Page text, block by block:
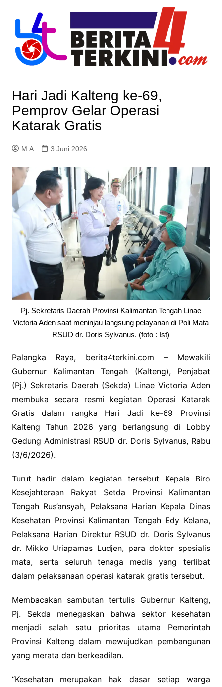
content
Hari Jadi Kalteng ke-69,
Pemprov Gelar Operasi
Katarak Gratis
M.A 3 Juni 2026
Pj. Sekretaris Daerah Provinsi Kalimantan Tengah Linae
Victoria Aden saat meninjau langsung pelayanan di Poli Mata
RSUD dr. Doris Sylvanus. (foto : Ist)
Palangka Raya, berita4terkini.com – Mewakili
Gubernur Kalimantan Tengah (Kalteng), Penjabat
(Pj.) Sekretaris Daerah (Sekda) Linae Victoria Aden
membuka secara resmi kegiatan Operasi Katarak
Gratis dalam rangka Hari Jadi ke-69 Provinsi
Kalteng Tahun 2026 yang berlangsung di Lobby
Gedung Administrasi RSUD dr. Doris Sylvanus, Rabu
(3/6/2026).
Turut hadir dalam kegiatan tersebut Kepala Biro
Kesejahteraan Rakyat Setda Provinsi Kalimantan
Tengah Rus’ansyah, Pelaksana Harian Kepala Dinas
Kesehatan Provinsi Kalimantan Tengah Edy Kelana,
Pelaksana Harian Direktur RSUD dr. Doris Sylvanus
dr. Mikko Uriapamas Ludjen, para dokter spesialis
mata, serta seluruh tenaga medis yang terlibat
dalam pelaksanaan operasi katarak gratis tersebut.
Membacakan sambutan tertulis Gubernur Kalteng,
Pj. Sekda menegaskan bahwa sektor kesehatan
menjadi salah satu prioritas utama Pemerintah
Provinsi Kalteng dalam mewujudkan pembangunan
yang merata dan berkeadilan.
“Kesehatan merupakan hak dasar setiap warga